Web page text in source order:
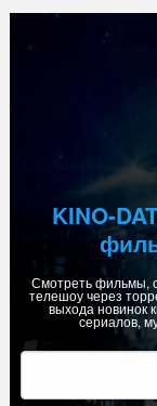
Skip
KINO-
Смотреть фильмы,
телешоу через
выхода новинок
сериалов,